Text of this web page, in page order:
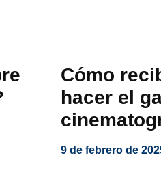
Cómo
hacer el
9 de febrero de